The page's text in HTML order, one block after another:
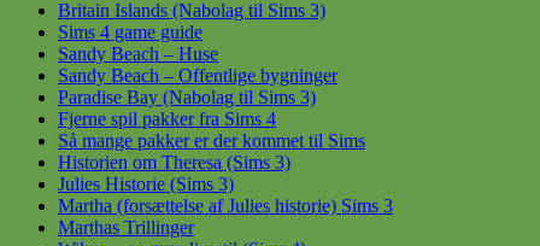
Britain Islands (Nabolag til Sims 3)
Sims 4 game guide
Sandy Beach – Huse
Sandy Beach – Offentlige bygninger
Paradise Bay (Nabolag til Sims 3)
Fjerne spil pakker fra Sims 4
Så mange pakker er der kommet til Sims
Historien om Theresa (Sims 3)
Julies Historie (Sims 3)
Martha (forsættelse af Julies historie) Sims 3
Marthas Trillinger